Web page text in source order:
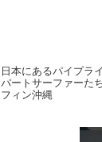
日本にあるパイプラ
パートサーファーた
フィン沖縄